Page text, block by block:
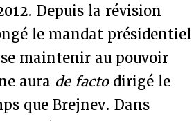
Depuis la révision
le mandat présidentiel
maintenir au pouvoir
aura de factodirigé le
que Brejnev. Dans